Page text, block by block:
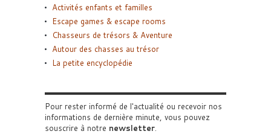
Activités enfants et familles
Escape games & escape rooms
Chasseurs de trésors & Aventure
Autour des chasses au trésor
La petite encyclopédie
Pour rester informé de l'actualité ou recevoir nos
informations de dernière minute, vous pouvez
souscrire à notre newsletter.